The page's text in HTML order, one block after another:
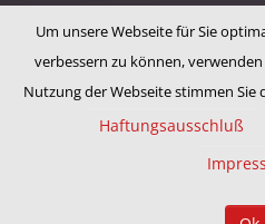
Datenschutzerklärung
Haftungsausschluss
Um unsere Webseite für Sie
verbessern zu können,
Nutzung der Webseite stimmen Sie
Haftungsausschluß